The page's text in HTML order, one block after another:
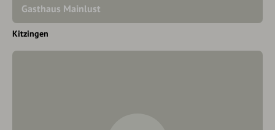
Gasthaus Mainlust
Kitzingen